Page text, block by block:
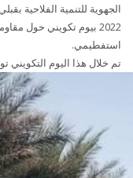
2022 بيوم تكويني حول
استفطيمي.
تم خلال هذا اليوم التكويني